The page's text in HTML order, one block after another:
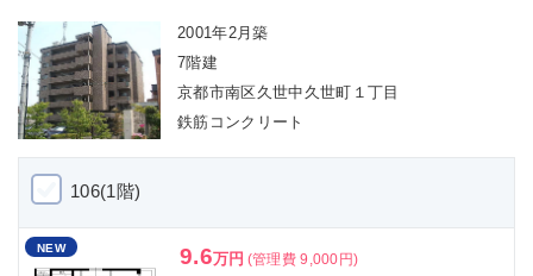
2001年2月築
7階建
京都市南区久世中久世町１丁目
鉄筋コンクリート
106(1階)
NEW 9.6万円 (管理費 9,000円)